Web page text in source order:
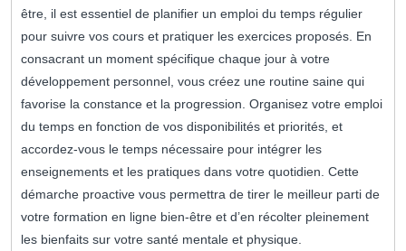
être, il est essentiel de planifier un emploi du temps régulier
pour suivre vos cours et pratiquer les exercices proposés. En
consacrant un moment spécifique chaque jour à votre
développement personnel, vous créez une routine saine qui
favorise la constance et la progression. Organisez votre emploi
du temps en fonction de vos disponibilités et priorités, et
accordez-vous le temps nécessaire pour intégrer les
enseignements et les pratiques dans votre quotidien. Cette
démarche proactive vous permettra de tirer le meilleur parti de
votre formation en ligne bien-être et d’en récolter pleinement
les bienfaits sur votre santé mentale et physique.